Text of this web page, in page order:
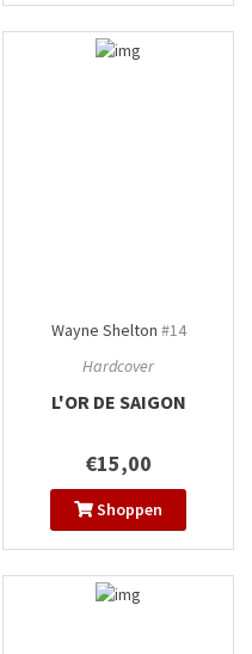
Wayne Shelton #14
Hardcover
L'OR DE SAIGON
€15,00
Shoppen